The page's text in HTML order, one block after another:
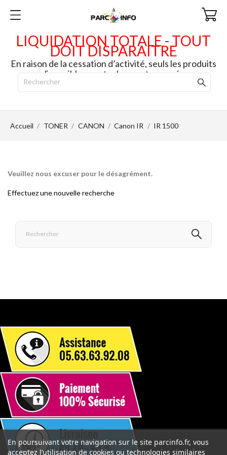
LIQUIDATION TOTALE - TOUT
DOIT DISPARAITRE
En raison de la cessation d’activité, seuls les produits
disponibles en stock seront envoyés.
Accueil TONER CANON Canon IR IR 1500
Veuillez nous excuser pour le désagrément.
Effectuez une nouvelle recherche
En poursuivant votre navigation sur le site parcinfo.fr, vous
acceptez l’utilisation de cookies ou technologies similaires